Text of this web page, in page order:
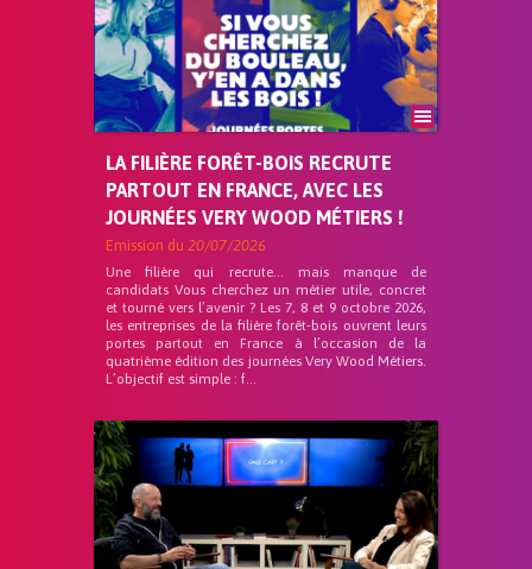
LA FILIÈRE FORÊT-BOIS RECRUTE
PARTOUT EN FRANCE, AVEC LES
JOURNÉES VERY WOOD MÉTIERS !
Emission du 20/07/2026
Une filière qui recrute… mais manque de
candidats Vous cherchez un métier utile, concret
et tourné vers l’avenir ? Les 7, 8 et 9 octobre 2026,
les entreprises de la filière forêt-bois ouvrent leurs
portes partout en France à l’occasion de la
quatrième édition des journées Very Wood Métiers.
L’objectif est simple : f...